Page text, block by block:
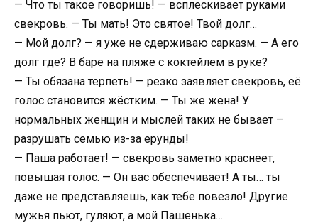
— Что ты такое говоришь! — всплескивает руками
свекровь. — Ты мать! Это святое! Твой долг…
— Мой долг? — я уже не сдерживаю сарказм. — А его
долг где? В баре на пляже с коктейлем в руке?
— Ты обязана терпеть! — резко заявляет свекровь, её
голос становится жёстким. — Ты же жена! У
нормальных женщин и мыслей таких не бывает –
разрушать семью из-за ерунды!
— Паша работает! — свекровь заметно краснеет,
повышая голос. — Он вас обеспечивает! А ты… ты
даже не представляешь, как тебе повезло! Другие
мужья пьют, гуляют, а мой Пашенька…